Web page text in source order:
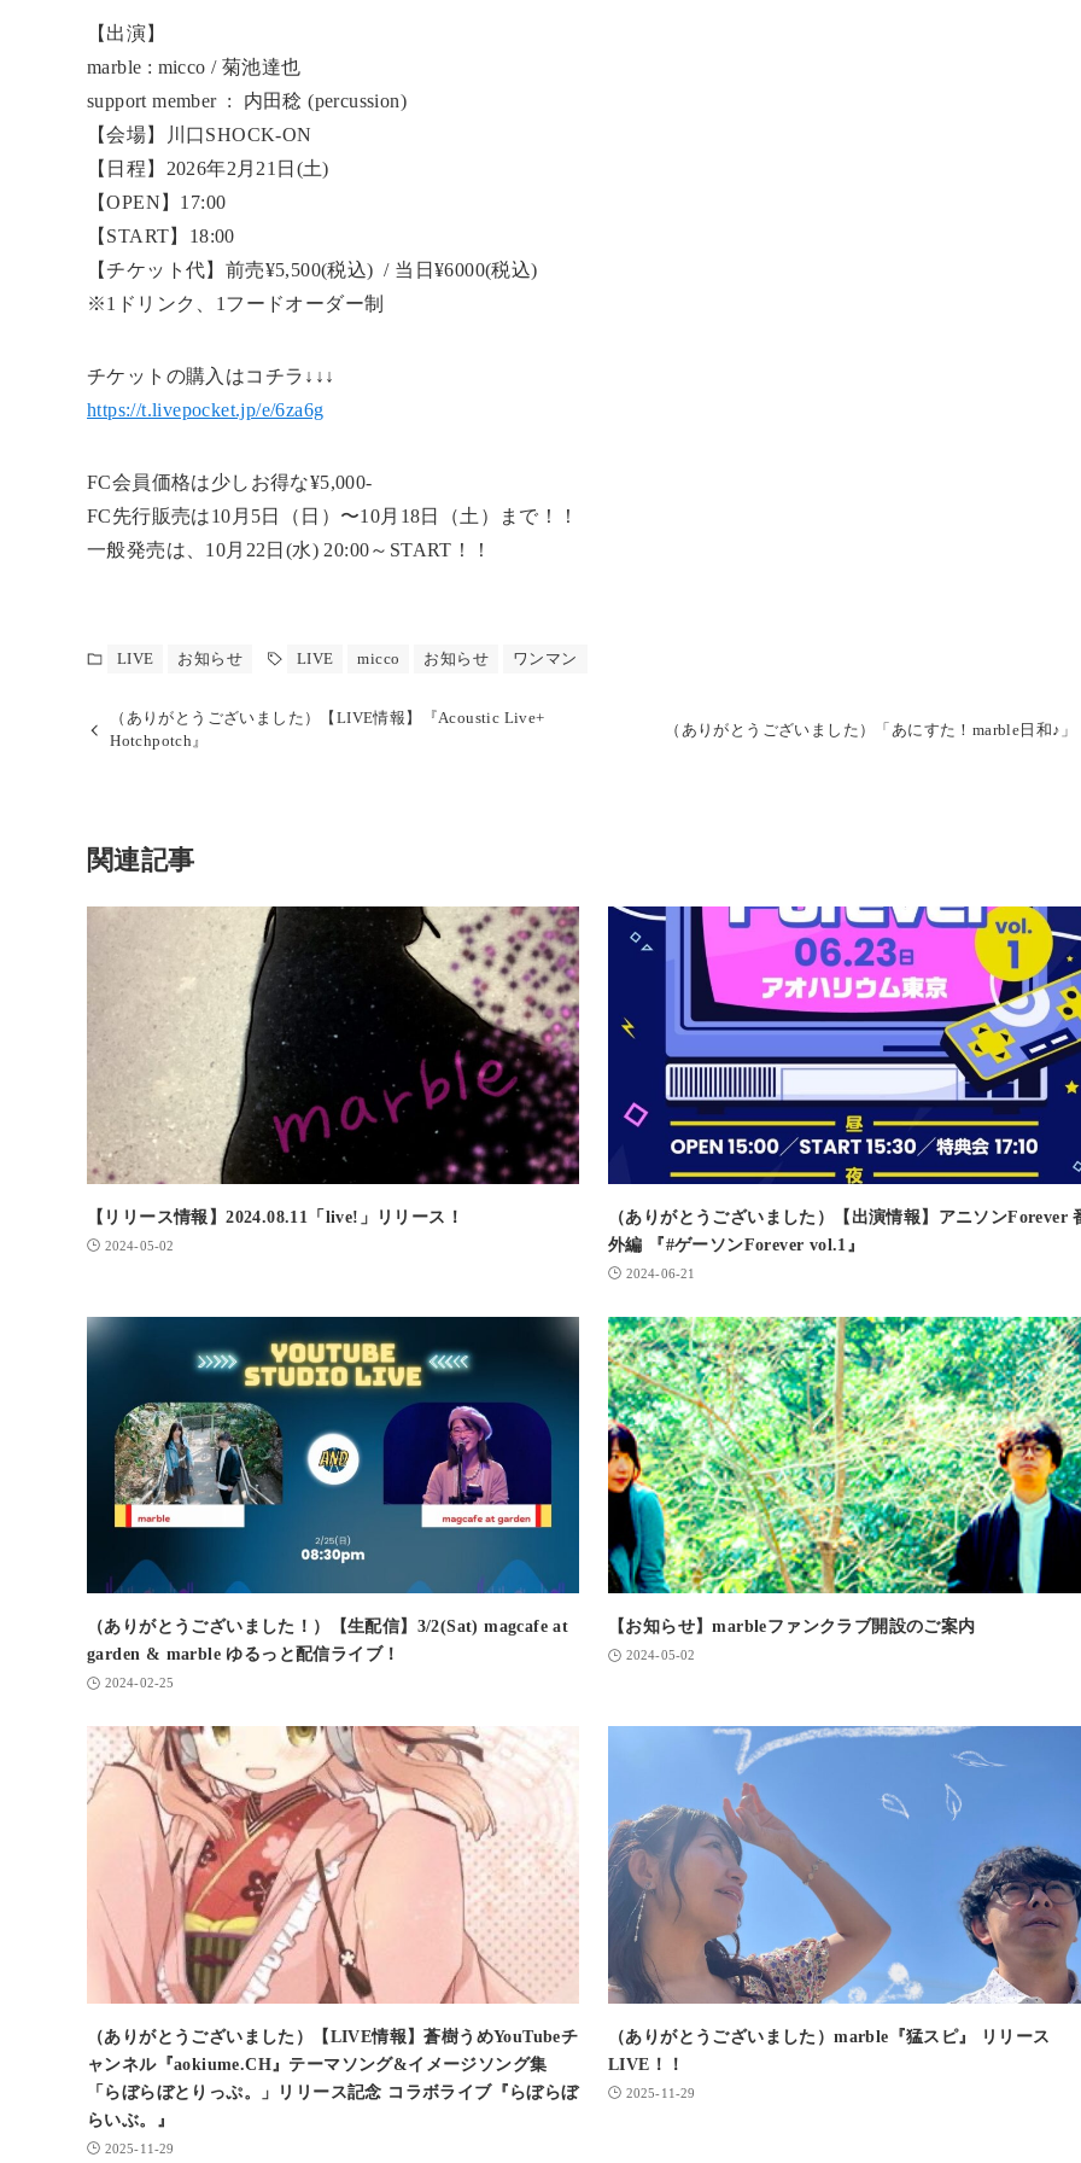
【出演】
marble : micco / 菊池達也
support member : 内田稔 (percussion)
【会場】川口SHOCK-ON
【日程】2026年2月21日(土)
【OPEN】17:00
【START】18:00
【チケット代】前売¥5,500(税込) / 当日¥6000(税込)
※1ドリンク、1フードオーダー制
チケットの購入はコチラ↓↓↓
https://t.livepocket.jp/e/6za6g
FC会員価格は少しお得な¥5,000-
FC先行販売は10月5日（日）〜10月18日（土）まで！！
一般発売は、10月22日(水) 20:00～START！！
LIVE お知らせ LIVE micco お知らせ ワンマン
（ありがとうございました）【LIVE情報】『Acoustic Live+
Hotchpotch』
（ありがとうございました）「あにすた！marble日和♪」
関連記事
【リリース情報】2024.08.11「live!」リリース！
2024-05-02
（ありがとうございました）【出演情報】アニソンForever
外編 『#ゲーソンForever vol.1』
2024-06-21
（ありがとうございました！）【生配信】3/2(Sat) magcafe at
garden & marble ゆるっと配信ライブ！
2024-02-25
【お知らせ】marbleファンクラブ開設のご案内
2024-05-02
（ありがとうございました）【LIVE情報】蒼樹うめYouTubeチ
ャンネル『aokiume.CH』テーマソング&イメージソング集
「らぼらぼとりっぷ。」リリース記念 コラボライブ『らぼらぼ
らいぶ。』
2025-11-29
（ありがとうございました）marble『猛スピ』 リリース
LIVE！！
2025-11-29